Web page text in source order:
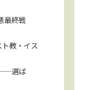
最終戦
教・イス
選ば